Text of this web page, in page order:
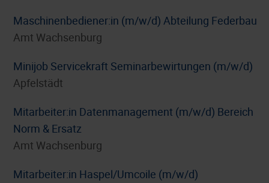
Maschinenbediener:in (m/w/d) Abteilung Federbau
Amt Wachsenburg
Minijob Servicekraft Seminarbewirtungen (m/w/d)
Apfelstädt
Mitarbeiter:in Datenmanagement (m/w/d) Bereich
Norm & Ersatz
Amt Wachsenburg
Mitarbeiter:in Haspel/Umcoile (m/w/d)